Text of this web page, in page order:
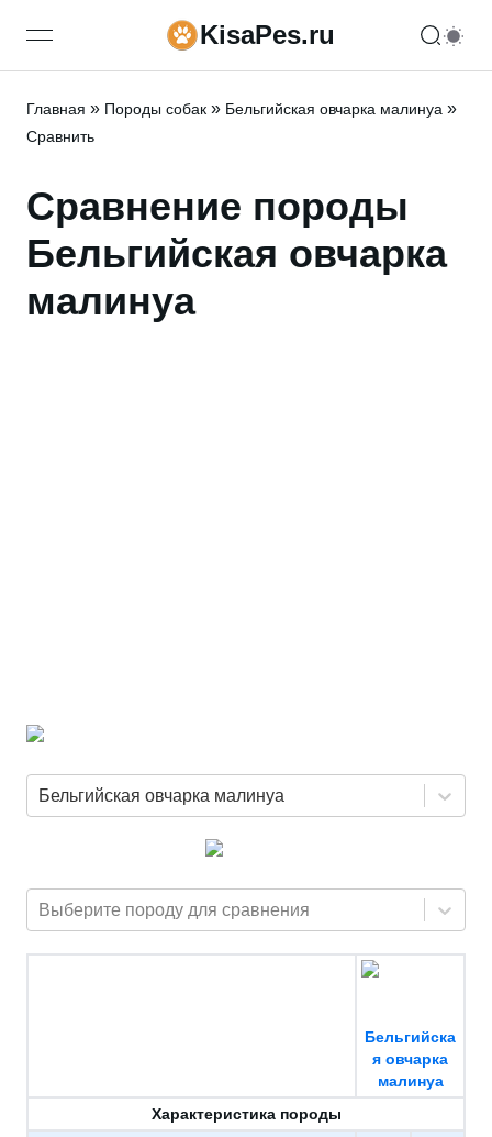
open navigation menuKisaPes.ru
Главная » Породы собак » Бельгийская овчарка малинуа »
Сравнить
Сравнение породы
Бельгийская овчарка
малинуа
Бельгийская овчарка малинуа
Выберите породу для сравнения
Бельгийска
я овчарка
малинуа
Характеристика породы